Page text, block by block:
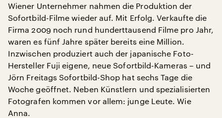
Wiener Unternehmer nahmen die Produktion der
Sofortbild-Filme wieder auf. Mit Erfolg. Verkaufte die
Firma 2009 noch rund hunderttausend Filme pro Jahr,
waren es fünf Jahre später bereits eine Million.
Inzwischen produziert auch der japanische Foto-
Hersteller Fuji eigene, neue Sofortbild-Kameras – und
Jörn Freitags Sofortbild-Shop hat sechs Tage die
Woche geöffnet. Neben Künstlern und spezialisierten
Fotografen kommen vor allem: junge Leute. Wie
Anna.